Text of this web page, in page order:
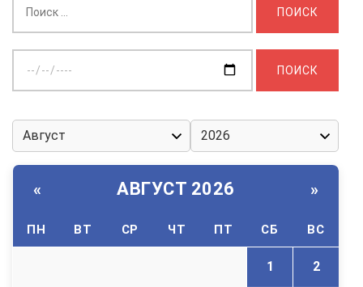
дату:
« АВГУСТ 2026 »
ПН ВТ СР ЧТ ПТ СБ ВС
1 2